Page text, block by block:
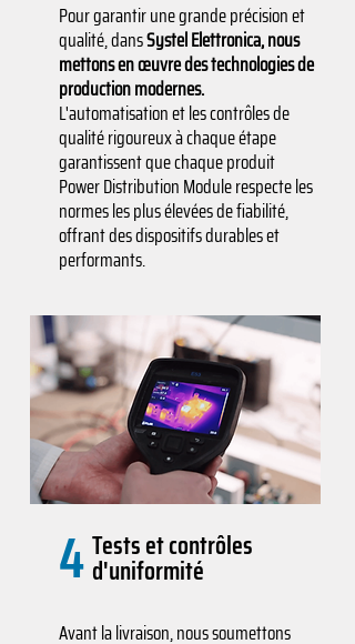
Pour garantir une grande précision et
qualité, dansSystel Elettronica, nous
mettons en œuvre des technologies de
production modernes.
L'automatisation et les contrôles de
qualité rigoureux à chaque étape
garantissent que chaque produit
Power Distribution Module respecte les
normes les plus élevées de fiabilité,
offrant des dispositifs durables et
performants.
4Tests et contrôles
d'uniformité
Avant la livraison, nous soumettons